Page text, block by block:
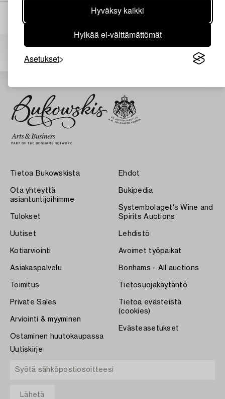
Hyväksy kaikki
Hylkää ei-välttämättömät
Asetukset
Muiden katsomia kohteita
Tietoa Bukowskista
Ota yhteyttä
asiantuntijoihimme
Tulokset
Uutiset
Kotiarviointi
Asiakaspalvelu
Toimitus
Private Sales
Arviointi & myyminen
Ostaminen huutokaupassa
Ehdot
Bukipedia
Systembolaget's Wine and
Spirits Auctions
Lehdistö
Avoimet työpaikat
Bonhams - All auctions
Tietosuojakäytäntö
Tietoa evästeistä
(cookies)
Evästeasetukset
Uutiskirje